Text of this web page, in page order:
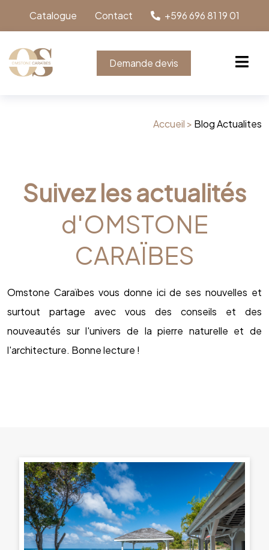
Catalogue Contact +596 696 81 19 01
Demande devis
Accueil > Blog Actualites
Suivez les actualités
d'OMSTONE
CARAÏBES
Omstone Caraïbes vous donne ici de ses nouvelles et
surtout partage avec vous des conseils et des
nouveautés sur l'univers de la pierre naturelle et de
l'architecture. Bonne lecture !